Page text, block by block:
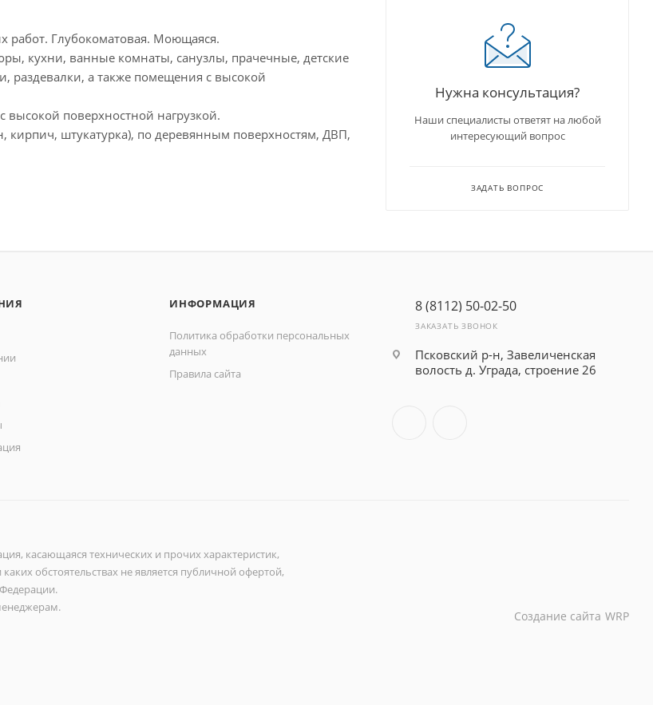
работ. Глубокоматовая. Моющаяся.
кухни, ванные комнаты, санузлы, прачечные, детские
раздевалки, а также помещения с высокой
поверхностной нагрузкой.
штукатурка), по деревянным поверхностям, ДВП,
Нужна консультация?
Наши специалисты ответят на любой
интересующий вопрос
ЗАДАТЬ ВОПРОС
ИНФОРМАЦИЯ
Политика обработки персональных
данных
Правила сайта
8 (8112) 50-02-50
ЗАКАЗАТЬ ЗВОНОК
Псковский р-н, Завеличенская
волость д. Уграда, строение 26
касающаяся технических и прочих характеристик,
обстоятельствах не является публичной офертой,
Создание сайта WRP